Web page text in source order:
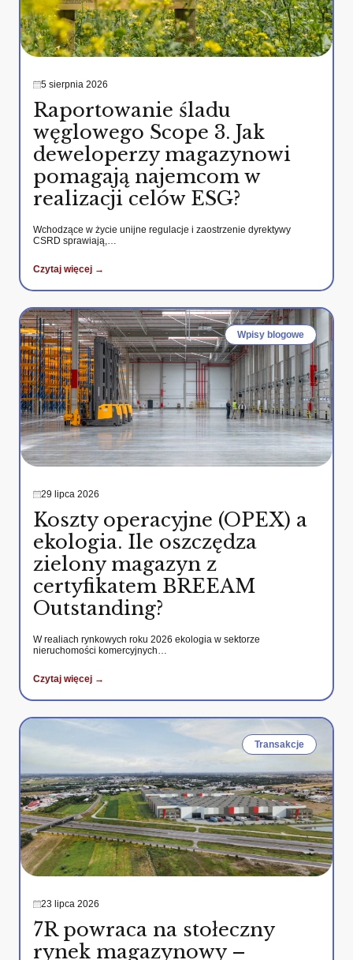
5 sierpnia 2026
Raportowanie śladu
węglowego Scope 3. Jak
deweloperzy magazynowi
pomagają najemcom w
realizacji celów ESG?
Wchodzące w życie unijne regulacje i zaostrzenie dyrektywy
CSRD sprawiają,…
Czytaj więcej →
Wpisy blogowe
29 lipca 2026
Koszty operacyjne (OPEX) a
ekologia. Ile oszczędza
zielony magazyn z
certyfikatem BREEAM
Outstanding?
W realiach rynkowych roku 2026 ekologia w sektorze
nieruchomości komercyjnych…
Czytaj więcej →
Transakcje
23 lipca 2026
7R powraca na stołeczny
rynek magazynowy –